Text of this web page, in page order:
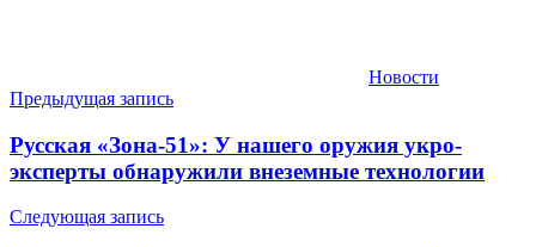
Новости
Навигация
по
записям
Предыдущая запись
Русская «Зона-51»: У нашего оружия укро-
эксперты обнаружили внеземные технологии
Следующая запись